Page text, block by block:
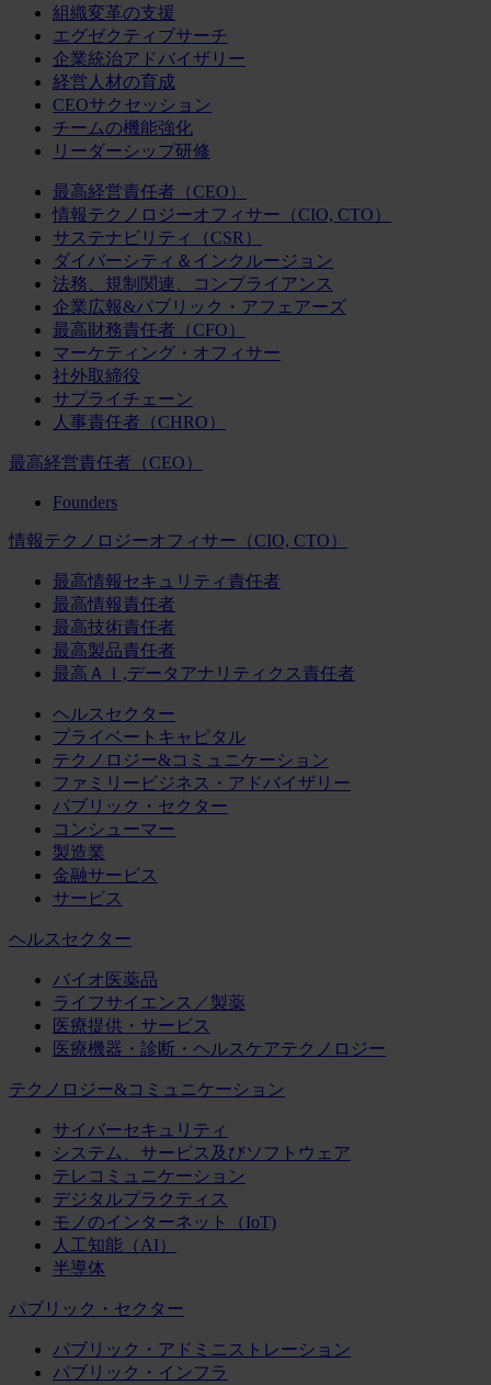
組織変革の支援
エグゼクティブサーチ
企業統治アドバイザリー
経営人材の育成
CEOサクセッション
チームの機能強化
リーダーシップ研修
最高経営責任者（CEO）
情報テクノロジーオフィサー（CIO, CTO）
サステナビリティ（CSR）
ダイバーシティ＆インクルージョン
法務、規制関連、コンプライアンス
企業広報&パブリック・アフェアーズ
最高財務責任者（CFO）
マーケティング・オフィサー
社外取締役
サプライチェーン
人事責任者（CHRO）
最高経営責任者（CEO）
Founders
情報テクノロジーオフィサー（CIO, CTO）
最高情報セキュリティ責任者
最高情報責任者
最高技術責任者
最高製品責任者
最高ＡＩ,データアナリティクス責任者
ヘルスセクター
プライベートキャピタル
テクノロジー&コミュニケーション
ファミリービジネス・アドバイザリー
パブリック・セクター
コンシューマー
製造業
金融サービス
サービス
ヘルスセクター
バイオ医薬品
ライフサイエンス／製薬
医療提供・サービス
医療機器・診断・ヘルスケアテクノロジー
テクノロジー&コミュニケーション
サイバーセキュリティ
システム、サービス及びソフトウェア
テレコミュニケーション
デジタルプラクティス
モノのインターネット（IoT)
人工知能（AI）
半導体
パブリック・セクター
パブリック・アドミニストレーション
パブリック・インフラ